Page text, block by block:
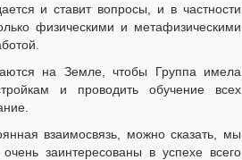
и ставит вопросы, и в частности
физическими и метафизическими
на Земле, чтобы Группа имела
и проводить обучение всех
взаимосвязь, можно сказать, мы
заинтересованы в успехе всего